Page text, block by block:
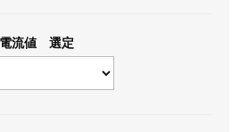
電流値 選定